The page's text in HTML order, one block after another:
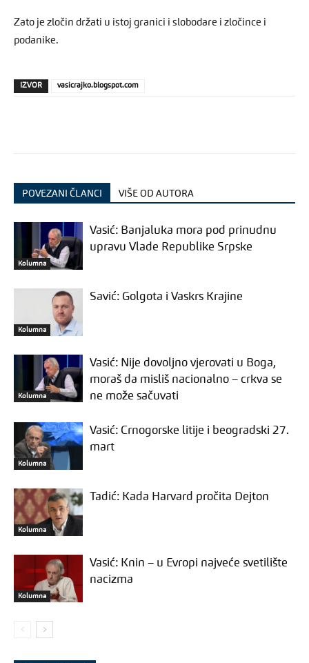
Zato je zločin držati u istoj granici i slobodare i zločince i
podanike.
IZVOR vasicrajko.blogspot.com
POVEZANI ČLANCI VIŠE OD AUTORA
Kolumna
Vasić: Banjaluka mora pod prinudnu
upravu Vlade Republike Srpske
Kolumna
Savić: Golgota i Vaskrs Krajine
Kolumna
Vasić: Nije dovoljno vjerovati u Boga,
moraš da misliš nacionalno – crkva se
ne može sačuvati
Kolumna
Vasić: Crnogorske litije i beogradski 27.
mart
Kolumna
Tadić: Kada Harvard pročita Dejton
Kolumna
Vasić: Knin – u Evropi najveće svetilište
nacizma